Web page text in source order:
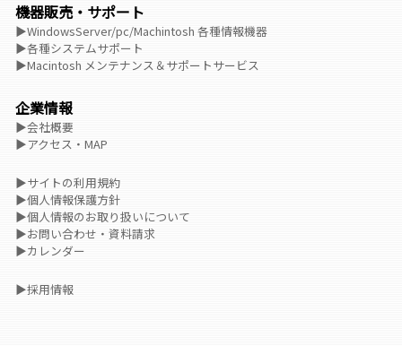
機器販売・サポート
▶WindowsServer/pc/Machintosh 各種情報機器
▶各種システムサポート
▶Macintosh メンテナンス＆サポートサービス
企業情報
▶会社概要
▶アクセス・MAP
▶サイトの利用規約
▶個人情報保護方針
▶個人情報のお取り扱いについて
▶お問い合わせ・資料請求
▶カレンダー
▶採用情報